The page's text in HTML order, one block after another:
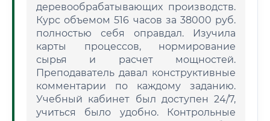
деревообрабатывающих производств.
Курс объемом 516 часов за 38000 руб.
полностью себя оправдал. Изучила
карты процессов, нормирование
сырья и расчет мощностей.
Преподаватель давал конструктивные
комментарии по каждому заданию.
Учебный кабинет был доступен 24/7,
учиться было удобно. Контрольные